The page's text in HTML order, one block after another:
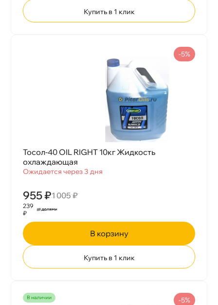
Купить в 1 клик
Тосол-40 OIL RIGHT 10кг Жидкость
охлаждающая
Ожидается через 3 дня
955 ₽1 005 ₽
-5%
239
₽
корзину
Купить в 1 клик
наличии -5%